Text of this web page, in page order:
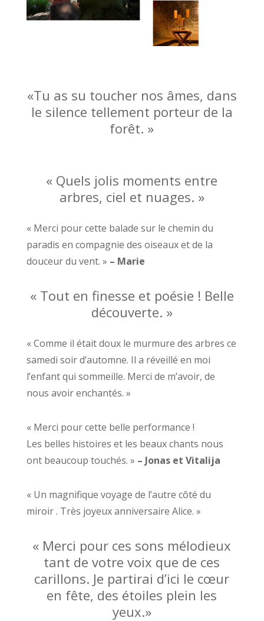
«Tu as su toucher nos âmes, dans
le silence tellement porteur de la
forêt. »
« Quels jolis moments entre
arbres, ciel et nuages. »
« Merci pour cette balade sur le chemin du
paradis en compagnie des oiseaux et de la
douceur du vent. » – Marie
« Tout en finesse et poésie ! Belle
découverte. »
« Comme il était doux le murmure des arbres ce
samedi soir d’automne. Il a réveillé en moi
l’enfant qui sommeille. Merci de m’avoir, de
nous avoir enchantés. »
« Merci pour cette belle performance !
Les belles histoires et les beaux chants nous
ont beaucoup touchés. » – Jonas et Vitalija
« Un magnifique voyage de l’autre côté du
miroir . Très joyeux anniversaire Alice. »
« Merci pour ces sons mélodieux
tant de votre voix que de ces
carillons. Je partirai d’ici le cœur
en fête, des étoiles plein les
yeux.»